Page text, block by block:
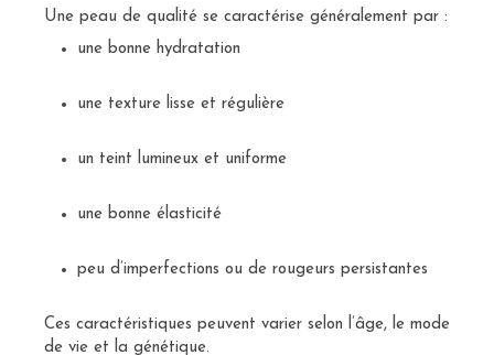
Une peau de qualité se caractérise généralement par :
une bonne hydratation
une texture lisse et régulière
un teint lumineux et uniforme
une bonne élasticité
peu d’imperfections ou de rougeurs persistantes
Ces caractéristiques peuvent varier selon l’âge, le mode
de vie et la génétique.